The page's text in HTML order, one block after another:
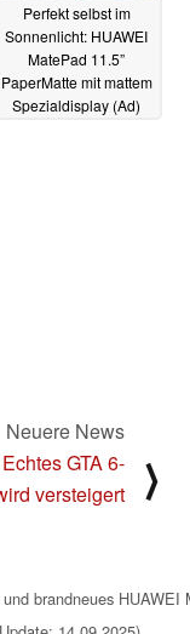
Perfekt selbst im
Sonnenlicht: HUAWEI
MatePad 11.5”
PaperMatte mit mattem
Spezialdisplay (Ad)
Neuere News
GTA 6-
versteigert
⟩
brandneues HUAWEI